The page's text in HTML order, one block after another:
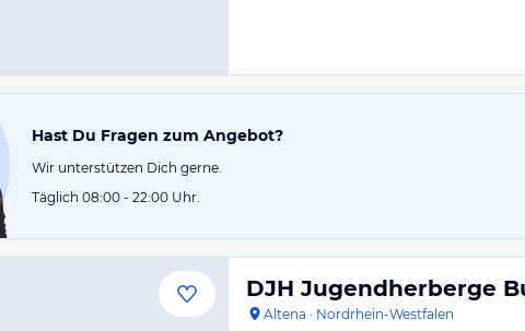
Hast Du Fragen zum Angebot?
Wir unterstützen Dich gerne.
Täglich 08:00 - 22:00 Uhr.
DJH Jugendherberge
Altena · Nordrhein-Westfalen